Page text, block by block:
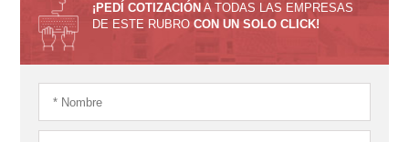
¡PEDÍ COTIZACIÓN A TODAS LAS EMPRESAS
DE ESTE RUBROCON UN SOLO CLICK!